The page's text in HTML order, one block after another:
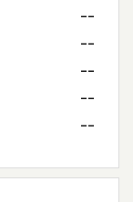
--
--
--
--
--